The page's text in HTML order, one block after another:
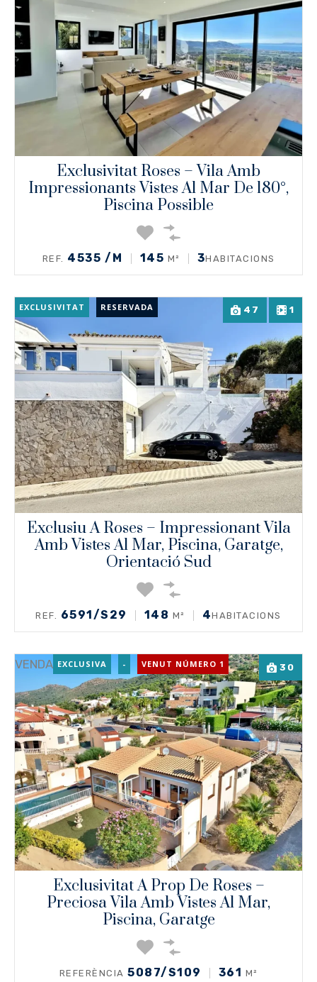
Exclusivitat Roses – Vila Amb
Impressionants Vistes Al Mar De 180°,
Piscina Possible
REF. 4535 /M 145 M² 3HABITACIONS
47 1
EXCLUSIVITAT RESERVADA
Exclusiu A Roses – Impressionant Vila
Amb Vistes Al Mar, Piscina, Garatge,
Orientació Sud
REF. 6591/S29 148 M² 4HABITACIONS
30
VENDA EXCLUSIVA - VENUT NÚMERO 1
Exclusivitat A Prop De Roses –
Preciosa Vila Amb Vistes Al Mar,
Piscina, Garatge
REFERÈNCIA 5087/S109 361 M²